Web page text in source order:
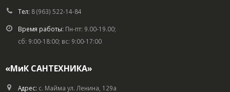
Тел: 8 (963) 522-14-84
Время работы: Пн-пт: 9.00-19.00;
сб: 9:00-18:00; вс: 9:00-17:00
«МиК САНТЕХНИКА»
Адрес: с. Майма ул. Ленина, 129а